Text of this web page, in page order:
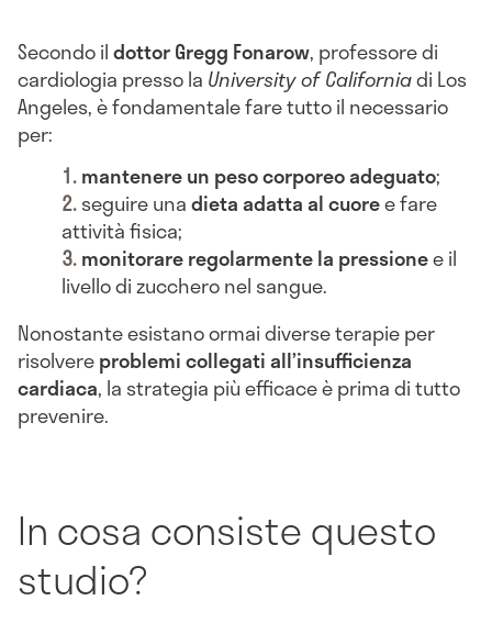
Secondo ildottor Gregg Fonarow, professore di
cardiologia presso la University of Californiadi Los
Angeles, è fondamentale fare tutto il necessario
per:
mantenere un peso corporeo adeguato;
seguire unadieta adatta al cuoree fare
attività fisica;
monitorare regolarmente la pressionee il
livello di zucchero nel sangue.
Nonostante esistano ormai diverse terapie per
risolvereproblemi collegati all’insufficienza
cardiaca, la strategia più efficace è prima di tutto
prevenire.
In cosa consiste questo
studio?